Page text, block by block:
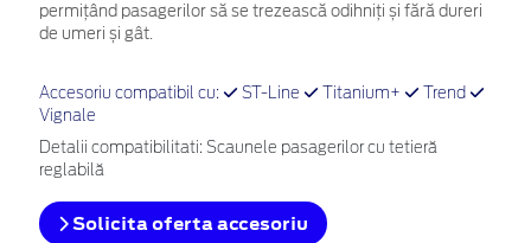
permițând pasagerilor să se trezească odihniți și fără dureri
de umeri și gât.
Accesoriu compatibil cu: ST-Line Titanium+
Trend
Vignale
Detalii compatibilitati: Scaunele pasagerilor cu tetieră
reglabilă
Solicita oferta accesoriu